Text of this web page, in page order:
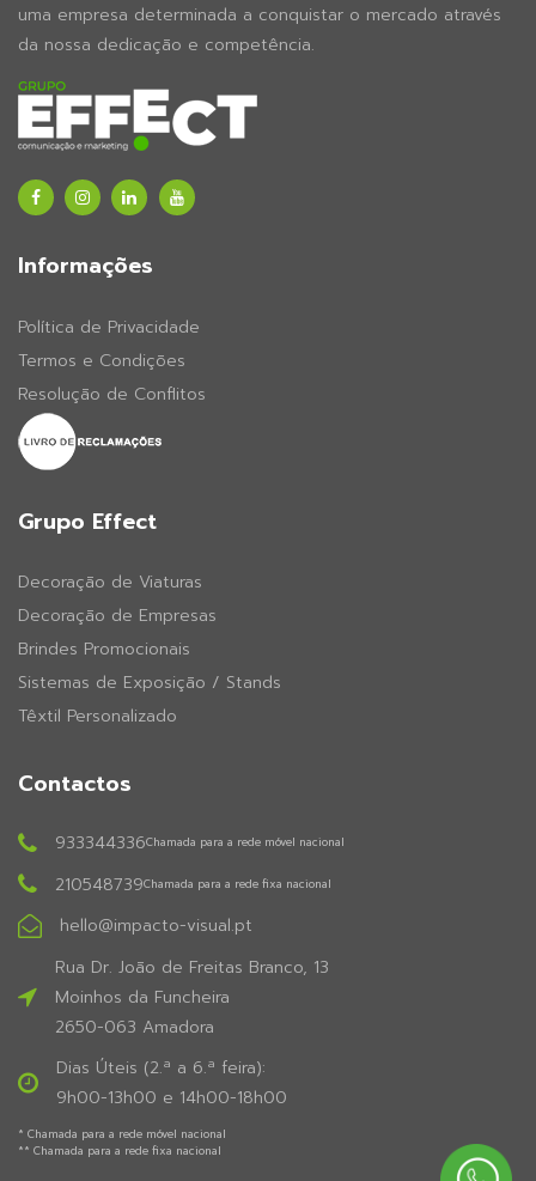
uma empresa determinada a conquistar o mercado através
da nossa dedicação e competência.
Informações
Política de Privacidade
Termos e Condições
Resolução de Conflitos
Grupo Effect
Decoração de Viaturas
Decoração de Empresas
Brindes Promocionais
Sistemas de Exposição / Stands
Têxtil Personalizado
Contactos
933344336Chamada para a rede móvel nacional
210548739Chamada para a rede fixa nacional
hello@impacto-visual.pt
Rua Dr. João de Freitas Branco, 13
Moinhos da Funcheira
2650-063 Amadora
Dias Úteis (2.ª a 6.ª feira):
9h00-13h00 e 14h00-18h00
* Chamada para a rede móvel nacional
** Chamada para a rede fixa nacional